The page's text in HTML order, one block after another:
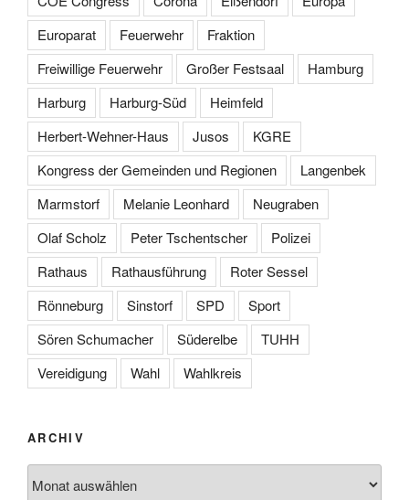
Europarat
Feuerwehr
Fraktion
Freiwillige Feuerwehr
Großer Festsaal
Hamburg
Harburg
Harburg-Süd
Heimfeld
Herbert-Wehner-Haus
Jusos
KGRE
Kongress der Gemeinden und Regionen
Langenbek
Marmstorf
Melanie Leonhard
Neugraben
Olaf Scholz
Peter Tschentscher
Polizei
Rathaus
Rathausführung
Roter Sessel
Rönneburg
Sinstorf SPD
Sport
Sören Schumacher
Süderelbe
TUHH
Vereidigung
Wahl Wahlkreis
ARCHIV